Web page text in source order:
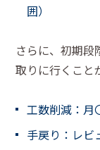
囲）
さらに、初期段
取りに行くこと
工数削減：月
手戻り：レビ